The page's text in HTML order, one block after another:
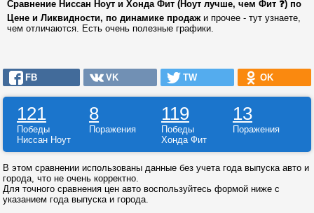
Сравнение Ниссан Ноут и Хонда Фит (Ноут лучше, чем Фит ❓) по
Цене и Ликвидности, по динамике продажи прочее - тут узнаете,
чем отличаются. Есть очень полезные графики.
FB VK TW OK
121 8 119 13
Победы Поражения Победы
Поражения
Ниссан Ноут
Хонда Фит
В этом сравнении использованы данные без учета года выпуска авто и
города, что не очень корректно.
Для точного сравнения цен авто воспользуйтесь формой ниже с
указанием года выпуска и города.